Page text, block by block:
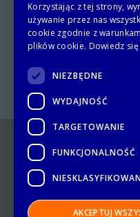
Korzystając z tej strony,
używanie przez nas
cookie zgodnie z
plików cookie. Dowiedz
NIEZBĘDNE
WYDAJNOŚĆ
TARGETOWANIE
FUNKCJONALNOŚĆ
AKCEPTUJ